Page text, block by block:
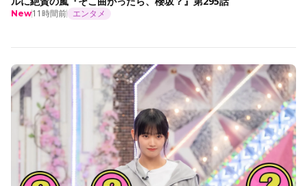
New11時間前 エンタメ